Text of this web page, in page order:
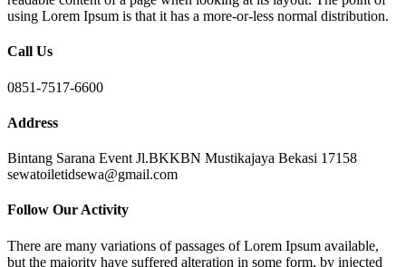
using Lorem Ipsum is that it has a more-or-less normal distribution.
Call Us
0851-7517-6600
Address
Bintang Sarana Event Jl.BKKBN Mustikajaya Bekasi 17158
sewatoiletidsewa@gmail.com
Follow Our Activity
There are many variations of passages of Lorem Ipsum available,
but the majority have suffered alteration in some form, by injected